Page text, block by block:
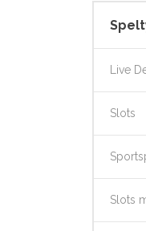
Live
Slots
Slots